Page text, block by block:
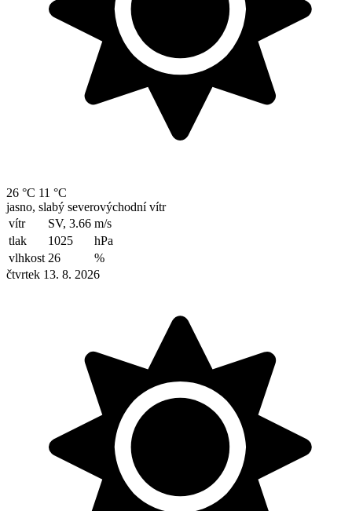
26 °C 11 °C
jasno, slabý severovýchodní vítr
vítr
SV, 3.66 m/s
tlak
1025
hPa
vlhkost 26
%
čtvrtek 13. 8. 2026